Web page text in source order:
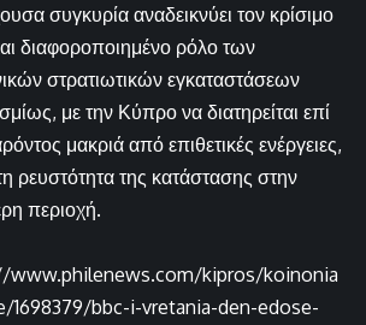
συγκυρία αναδεικνύει τον κρίσιμο
διαφοροποιημένο ρόλο των
στρατιωτικών εγκαταστάσεων
με την Κύπρο να διατηρείται επί
μακριά από επιθετικές ενέργειες,
ρευστότητα της κατάστασης στην
περιοχή.
www.philenews.com/kipros/koinonia
1698379/bbc-i-vretania-den-edose-